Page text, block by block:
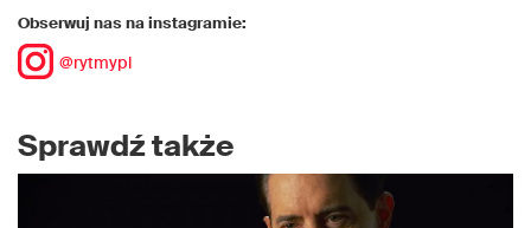
Obserwuj nas na instagramie:
@rytmypl
Sprawdź także